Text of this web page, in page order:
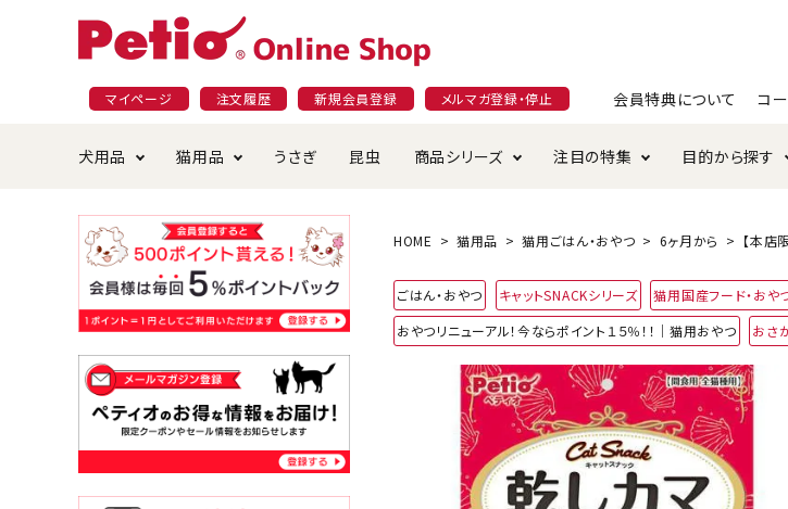
マイページ 注文履歴 新規会員登録 メルマガ登録・停止 会員特典について コ
犬用品
ドッグフード おやつ
ペットシーツ ベッド・ハウス・マット
おもちゃ 食器・給水器
首輪・ハーネス・リード しつけ用品
猫用品
ごはん・おやつ お手入れ・ケア用品
ベッド・ハウス・マット サークル・ケージ・タワー
食器・給水器 防虫用品
替え・交換パーツ
うさぎ 昆虫 商品シリーズ
プラクト 素材そのまま
注目の特集
夜のお散歩特集 無添加特集
目的から探す
国産フード&おやつ特集 穀物不使用のグレインフリー
じゃらして遊ぶ 引っ張って遊ぶ 投げ
またたび・元気草
ショッピングガイド 会員特典について
返品・交換について オンラインショップ利用規約
HOME 猫用品 猫用ごはん・おやつ 6ヶ月から 【本店
ごはん・おやつ キャットSNACKシリーズ 猫用国産フード・おや
おやつリニューアル！今ならポイント１５％！！｜猫用おやつ
おさ